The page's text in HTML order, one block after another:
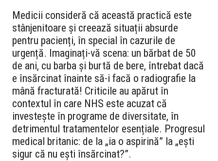
Medicii consideră că această practică este
stânjenitoare și creează situații absurde
pentru pacienți, în special în cazurile de
urgență. Imaginați-vă scena: un bărbat de 50
de ani, cu barba și burtă de bere, întrebat dacă
e însărcinat înainte să-i facă o radiografie la
mână fracturată! Criticile au apărut în
contextul în care NHS este acuzat că
investește în programe de diversitate, în
detrimentul tratamentelor esențiale. Progresul
medical britanic: de la „ia o aspirină” la „ești
sigur că nu ești însărcinat?”.